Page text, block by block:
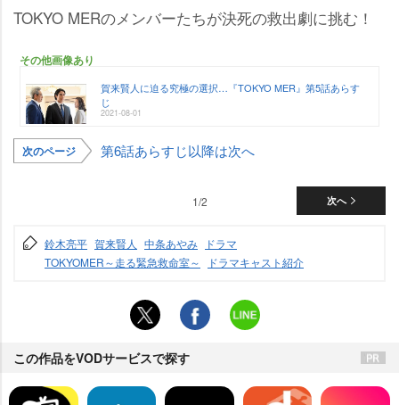
TOKYO MERのメンバーたちが決死の救出劇に挑む！
その他画像あり
賀来賢人に迫る究極の選択…『TOKYO MER』第5話あらす
じ
2021-08-01
次のページ 第6話あらすじ以降は次へ
次へ
1/2
鈴木亮平 賀来賢人 中条あやみ
ドラマ
TOKYOMER～走る緊急救命室～
ドラマキャスト紹介
この作品をVODサービスで探す